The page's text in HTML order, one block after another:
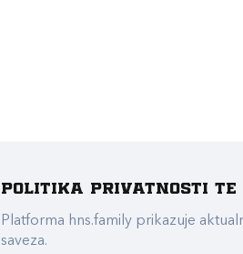
Politika privatnosti te
Platforma hns.family prikazuje
saveza.